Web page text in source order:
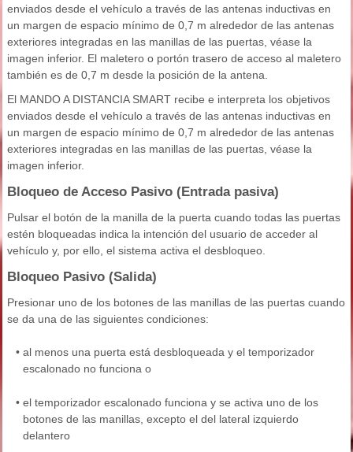
enviados desde el vehículo a través de las antenas inductivas en
un margen de espacio mínimo de 0,7 m alrededor de las antenas
exteriores integradas en las manillas de las puertas, véase la
imagen inferior. El maletero o portón trasero de acceso al maletero
también es de 0,7 m desde la posición de la antena.
El MANDO A DISTANCIA SMART recibe e interpreta los objetivos
enviados desde el vehículo a través de las antenas inductivas en
un margen de espacio mínimo de 0,7 m alrededor de las antenas
exteriores integradas en las manillas de las puertas, véase la
imagen inferior.
Bloqueo de Acceso Pasivo (Entrada pasiva)
Pulsar el botón de la manilla de la puerta cuando todas las puertas
estén bloqueadas indica la intención del usuario de acceder al
vehículo y, por ello, el sistema activa el desbloqueo.
Bloqueo Pasivo (Salida)
Presionar uno de los botones de las manillas de las puertas cuando
se da una de las siguientes condiciones:
• al menos una puerta está desbloqueada y el temporizador
escalonado no funciona o
• el temporizador escalonado funciona y se activa uno de los
botones de las manillas, excepto el del lateral izquierdo
delantero